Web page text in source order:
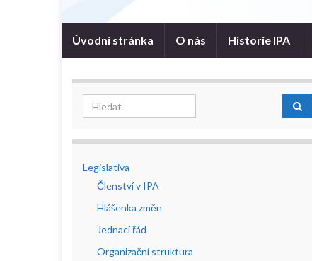
Úvodní stránka O nás Historie IPA
Search for:
Legislativa
Členství v IPA
Hlášenka změn
Jednací řád
Organizační struktura